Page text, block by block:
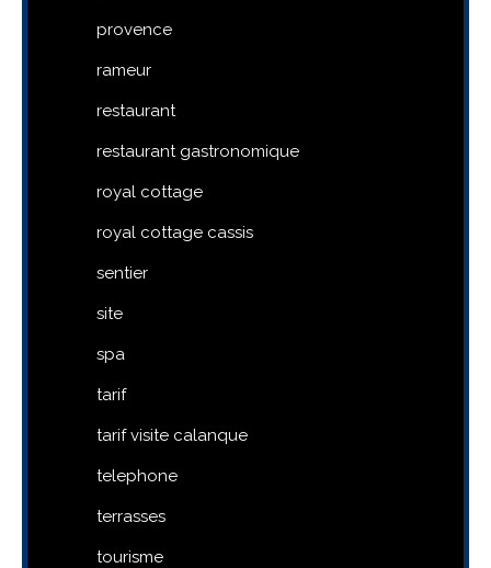
provence
rameur
restaurant
restaurant gastronomique
royal cottage
royal cottage cassis
sentier
site
spa
tarif
tarif visite calanque
telephone
terrasses
tourisme